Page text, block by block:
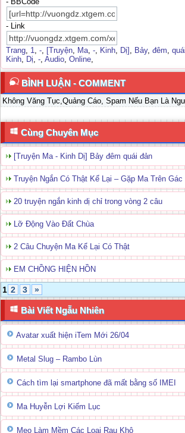
- Link
Trang, 1, -, [Truyện, Ma, -, Kinh, Dị] , Bảy, đêm, quái
Kinh, Dị, -, Audio, Online,
BÌNH LUẬN - COMMENT
Không Văng Tục,Quảng Cáo, Spam Nếu Bạn Là
Cùng Chuyên Mục
[Truyện Ma - Kinh Dị] Bảy đêm quái đản
Truyện Ngắn Có Thật Kể Lại – Gặp Ma Trên Gác
20 truyện ngắn kinh dị chỉ trong vòng 2 câu
Lỡ Động Vào Đất Chùa
2 Câu Chuyện Ma Kể Lại Có Thật
EM CHỒNG HIỆN HỒN
1 2 3 »
Bài Viết Ngẫu Nhiên
Avatar xuất hiện iTem Mới 26/04
Metal Slug – Rambo Lùn
Cách tìm lại smartphone đã mất bằng số IMEI
Ma Huyễn Lợi Kiếm Lục
Mẹo Làm Mềm Các Loại Rau Khô